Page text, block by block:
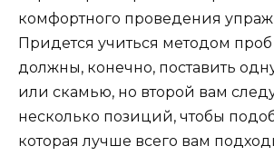
комфортного проведения
Придется учиться методом
должны, конечно, поставить
или скамью, но второй вам
несколько позиций, чтобы
которая лучше всего вам